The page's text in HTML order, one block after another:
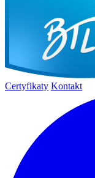
Certyfikaty Kontakt